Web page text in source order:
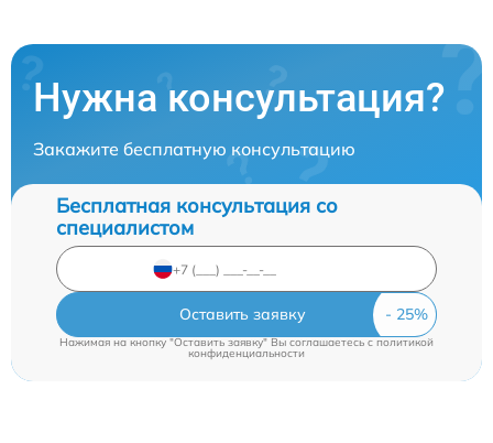
Нужна консультация?
Закажите бесплатную консультацию
Бесплатная консультация со
специалистом
Оставить заявку
Нажимая на кнопку "Оставить заявку" Вы соглашаетесь c политикой
конфиденциальности